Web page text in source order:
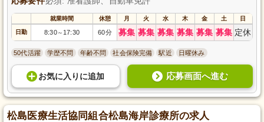
就業時間 休憩 月 火 水 木 金 土 日
日勤 8:30～ 17:30 60分 募集 募集 募集 募集 募集 募集 定休
50代活躍 学歴不問 年齢不問 社会保険完備 駅近 日曜休み
お気に入り に追加 応募画面へ進む
松島医療生活協同組合松島海岸診療所の求人